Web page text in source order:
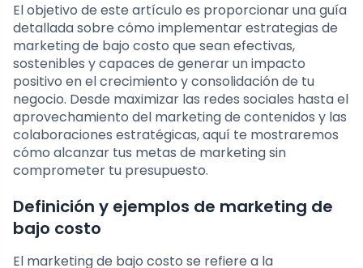
El objetivo de este artículo es proporcionar una guía
detallada sobre cómo implementar estrategias de
marketing de bajo costo que sean efectivas,
sostenibles y capaces de generar un impacto
positivo en el crecimiento y consolidación de tu
negocio. Desde maximizar las redes sociales hasta el
aprovechamiento del marketing de contenidos y las
colaboraciones estratégicas, aquí te mostraremos
cómo alcanzar tus metas de marketing sin
comprometer tu presupuesto.
Definición y ejemplos de marketing de
bajo costo
El marketing de bajo costo se refiere a la